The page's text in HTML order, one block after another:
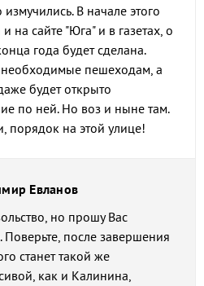
В начале этого
на сайте "Юга" и в газетах, о
года будет сделана.
необходимые пешеходам, а
будет открыто
по ней. Но воз и ныне там.
порядок на этой улице!
Евланов
но прошу Вас
после завершения
станет такой же
как и Калинина,